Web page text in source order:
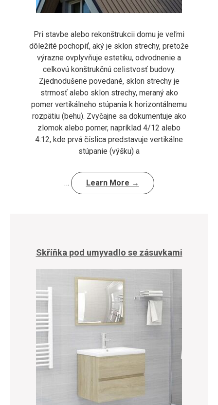
Pri stavbe alebo rekonštrukcii domu je veľmi
dôležité pochopiť, aký je sklon strechy, pretože
výrazne ovplyvňuje estetiku, odvodnenie a
celkovú konštrukčnú celistvosť budovy.
Zjednodušene povedané, sklon strechy je
strmosť alebo sklon strechy, meraný ako
pomer vertikálneho stúpania k horizontálnemu
rozpätiu (behu). Zvyčajne sa dokumentuje ako
zlomok alebo pomer, napríklad 4/12 alebo
4:12, kde prvá číslica predstavuje vertikálne
stúpanie (výšku) a
… Learn More →
Skříňka pod umyvadlo se zásuvkami